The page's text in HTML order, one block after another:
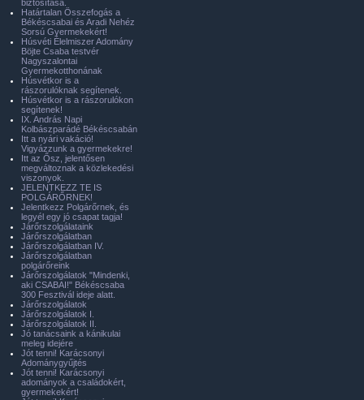
biztosítása.
Határtalan Összefogás a
Békéscsabai és Aradi Nehéz
Sorsú Gyermekekért!
Húsvéti Élelmiszer Adomány
Böjte Csaba testvér
Nagyszalontai
Gyermekotthonának
Húsvétkor is a
rászorulóknak segítenek.
Húsvétkor is a rászorulókon
segítenek!
IX. András Napi
Kolbászparádé Békéscsabán
Itt a nyári vakáció!
Vigyázzunk a gyermekekre!
Itt az Ősz, jelentősen
megváltoznak a közlekedési
viszonyok.
JELENTKEZZ TE IS
POLGÁRŐRNEK!
Jelentkezz Polgárőrnek, és
legyél egy jó csapat tagja!
Járőrszolgálataink
Járőrszolgálatban
Járőrszolgálatban IV.
Járőrszolgálatban
polgárőreink
Járőrszolgálatok "Mindenki,
aki CSABAI!" Békéscsaba
300 Fesztivál ideje alatt.
Járőrszolgálatok
Járőrszolgálatok I.
Járőrszolgálatok II.
Jó tanácsaink a kánikulai
meleg idejére
Jót tenni! Karácsonyi
Adománygyűjtés
Jót tenni! Karácsonyi
adományok a családokért,
gyermekekért!